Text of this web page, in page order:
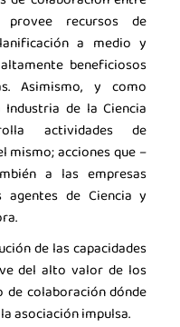
Ciencia
recursos de
a medio y
beneficiosos
Asimismo, y como
de la Ciencia
actividades de
acciones que –
a las empresas
de Ciencia y
de las capacidades
del alto valor de los
colaboración dónde
asociación impulsa.